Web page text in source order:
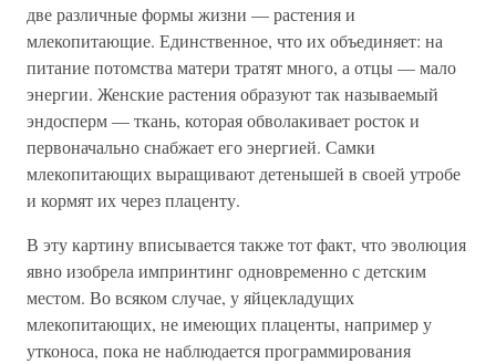
две различные формы жизни — растения и
млекопитающие. Единственное, что их объединяет: на
питание потомства матери тратят много, а отцы — мало
энергии. Женские растения образуют так называемый
эндосперм — ткань, которая обволакивает росток и
первоначально снабжает его энергией. Самки
млекопитающих выращивают детенышей в своей утробе
и кормят их через плаценту.
В эту картину вписывается также тот факт, что эволюция
явно изобрела импринтинг одновременно с детским
местом. Во всяком случае, у яйцекладущих
млекопитающих, не имеющих плаценты, например у
утконоса, пока не наблюдается программирования